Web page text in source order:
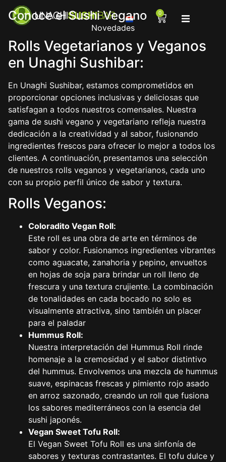
0
Menú
Sucursales
Contacto
Conoce el Sushi Vegano
Novedades
Rolls Vegetarianos y Veganos
en Unaghi Sushibar:
En Unaghi Sushibar, estamos comprometidos en
proporcionar opciones inclusivas y deliciosas que
satisfagan a todos nuestros comensales. Nuestra
gama de sushi vegano y vegetariano refleja nuestra
dedicación a la creatividad y al sabor, fusionando
ingredientes frescos para ofrecer lo mejor a todos los
clientes. A continuación, presentamos una selección
de nuestros rolls veganos y vegetarianos, cada uno
con su propio perfil único de sabor y textura.
Rolls Veganos:
Coloradito Vegan Roll:
Este roll es una obra de arte en términos de
sabor y color. Fusionamos ingredientes vibrantes
como aguacate, zanahoria y pepino, envueltos
en hojas de soja para brindar un roll lleno de
frescura y una textura crujiente. La combinación
de tonalidades en cada bocado no solo es
visualmente atractiva, sino también un placer
para el paladar
Hummus Roll:
Nuestra interpretación del Hummus Roll rinde
homenaje a la cremosidad y el sabor distintivo
del hummus. Envolvemos una mezcla de hummus
suave, espinacas frescas y pimiento rojo asado
en arroz sazonado, creando un roll que fusiona
los sabores mediterráneos con la esencia del
sushi japonés.
Vegan Sweet Tofu Roll:
El Vegan Sweet Tofu Roll es una sinfonía de
sabores y texturas contrastantes. El tofu dulce y